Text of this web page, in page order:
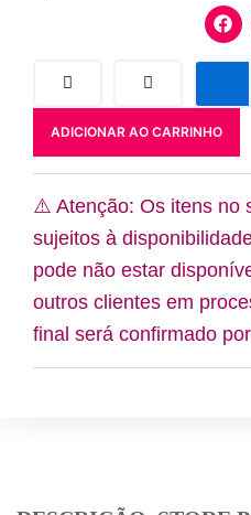
F
a
c
e
o
o
ADICIONAR AO CARRINHO
⚠️ Atenção: Os itens no
sujeitos à
pode não estar
outros clientes em
final será confirmado